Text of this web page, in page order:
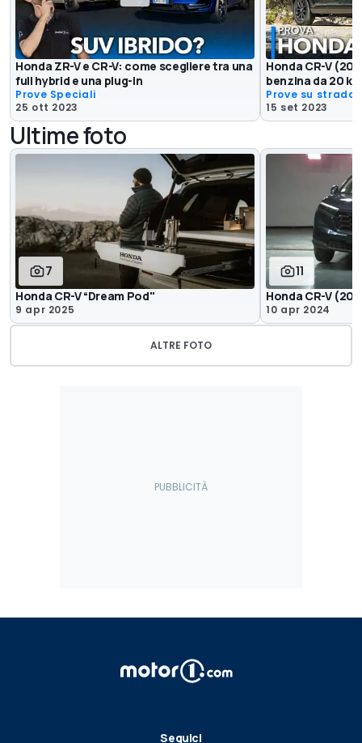
Honda ZR-V e CR-V: come scegliere tra una
full hybrid e una plug-in
Prove Speciali
25 ott 2023
Honda CR-V
benzina da 20
Prove su strada
15 set 2023
Ultime foto
7
Honda CR-V “Dream Pod"
9 apr 2025
11
Honda CR-V
10 apr 2024
ALTRE FOTO
Seguici